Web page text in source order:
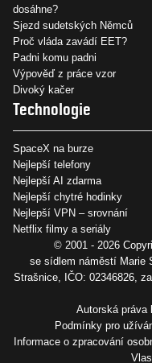
dosáhne?
Sjezd sudetských Němců
Proč vláda zavádí EET?
Padni komu padni
Výpověď z práce vzor
Divoký kačer
Technologie
SpaceX na burze
Nejlepší telefony
Nejlepší AI zdarma
Nejlepší chytré hodinky
Nejlepší VPN – srovnání
Netflix filmy a seriály
© 2001 - 2026
se sídlem náměstí Marie
Strašnice, IČO: 02346826,
Autorská práva
Podmínky pro
Informace o zpracování